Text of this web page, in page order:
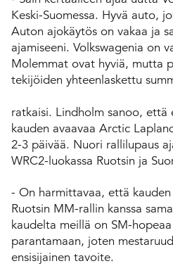
Keski-Suomessa. Hyvä auto,
Auton ajokäytös on vakaa ja
ajamiseeni. Volkswagenia on
Molemmat ovat hyviä, mutta
tekijöiden yhteenlaskettu
ratkaisi. Lindholm sanoo, että
kauden avaavaa Arctic
2-3 päivää. Nuori rallilupaus
WRC2-luokassa Ruotsin ja
- On harmittavaa, että
Ruotsin MM-rallin kanssa
kaudelta meillä on SM-
parantamaan, joten
ensisijainen tavoite.